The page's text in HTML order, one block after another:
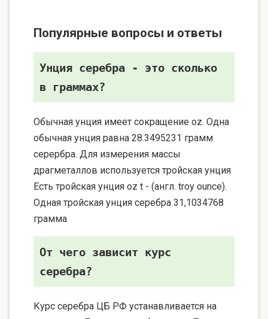
Популярные вопросы и ответы
Унция серебра - это сколько
в граммах?
Обычная унция имеет сокращение oz. Одна
обычная унция равна 28.3495231 грамм
серербра. Для измерения массы
драгметаллов используется тройская унция
Есть тройская унция oz t - (англ. troy ounce).
Одная тройская унция серебра 31,1034768
грамма
От чего зависит курс
серебра?
Курс серебра ЦБ РФ устанавливается на